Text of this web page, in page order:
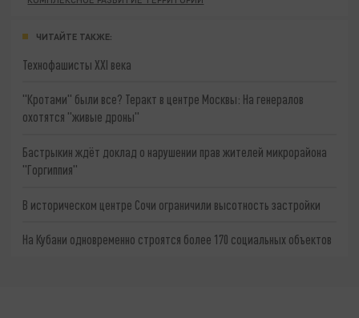
ЧИТАЙТЕ ТАКЖЕ:
Технофашисты XXI века
"Кротами" были все? Теракт в центре Москвы: На генералов
охотятся "живые дроны"
Бастрыкин ждёт доклад о нарушении прав жителей микрорайона
"Горгиппия"
В историческом центре Сочи ограничили высотность застройки
На Кубани одновременно строятся более 170 социальных объектов